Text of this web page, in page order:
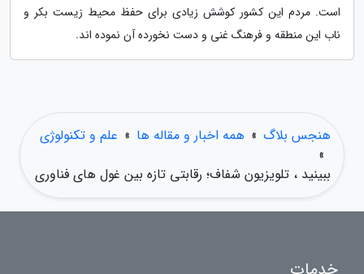
است. مردم این کشور کوشش زیادی برای حفظ محیط زیست بکر و
ناب این منطقه و فرهنگ غنی و دست نخورده آن نموده اند.
هنجس بلاگ » همه اخبار و مقاله ها » علم و تکنولوژی
»
ببینید ، تلویزیون شفاف؛ رقابتی تازه بین غول های فناوری